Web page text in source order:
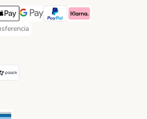
Method
Express Payment Method
Pay Payment Method
Google Pay Payment Method
PayPal Payment Method
Klarna Payment Method
MethodPayment Method
Shipping Method
InPost Shipping Method
paack Shipping Method